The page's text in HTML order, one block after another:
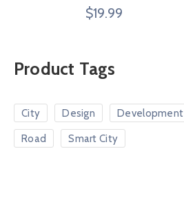
Note 4.00
sur 5
$19.99
Product Tags
City Design Development
Road Smart City